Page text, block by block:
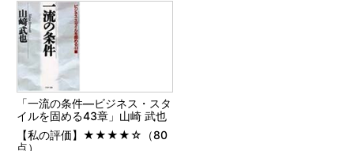
「一流の条件―ビジネス・スタ
イルを固める43章」山崎 武也
【私の評価】★★★★☆（80
点）